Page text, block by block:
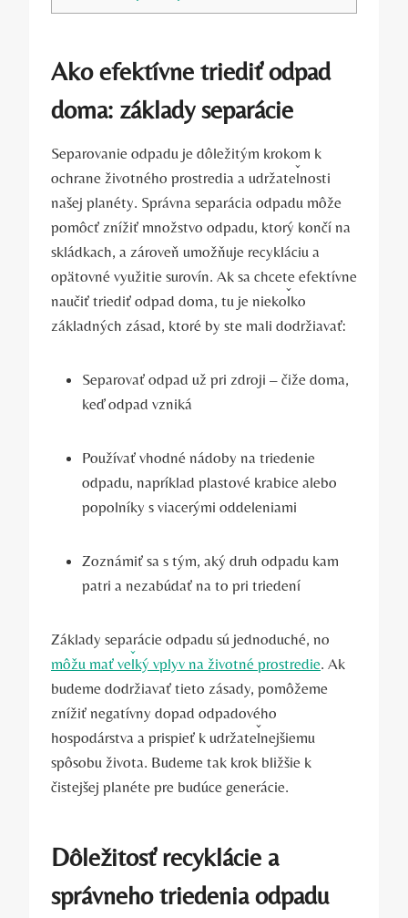
Ako efektívne triediť odpad
doma: základy separácie
Separovanie odpadu je dôležitým krokom k
ochrane životného prostredia a udržateľnosti
našej planéty. Správna separácia odpadu môže
pomôcť znížiť množstvo odpadu, ktorý končí na
skládkach, a zároveň umožňuje recykláciu a
opätovné využitie surovín. Ak sa chcete efektívne
naučiť triediť odpad doma, tu je niekoľko
základných zásad, ktoré by ste mali dodržiavať:
Separovať odpad už pri zdroji – čiže doma,
keď odpad vzniká
Používať vhodné nádoby na triedenie
odpadu, napríklad plastové krabice alebo
popolníky s viacerými oddeleniami
Zoznámiť sa s tým, aký druh odpadu kam
patri a nezabúdať na to pri triedení
Základy separácie odpadu sú jednoduché, no
môžu mať veľký vplyv na životné prostredie. Ak
budeme dodržiavať tieto zásady, pomôžeme
znížiť negatívny dopad odpadového
hospodárstva a prispieť k udržateľnejšiemu
spôsobu života. Budeme tak krok bližšie k
čistejšej planéte pre budúce generácie.
Dôležitosť recyklácie a
správneho triedenia odpadu